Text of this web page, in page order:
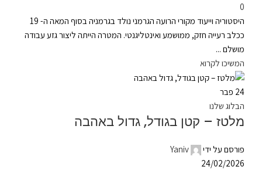
0
היסטוריה וייעוד מקורי הרועה הגרמני נולד בגרמניה בסוף המאה ה- 19
ככלב רעייה חזק, ממושמע ואינטליגנטי. המטרה הייתה ליצור גזע עבודה
מושלם ...
המשיכו לקרוא
24 פבר
הבלוג שלנו
מלטז – קטן בגודל, גדול באהבה
פורסם על ידי
Yaniv
24/02/2026